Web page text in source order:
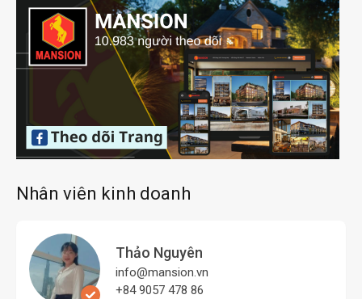
Nhân viên kinh doanh
Thảo Nguyên
info@mansion.vn
+84 9057 478 86